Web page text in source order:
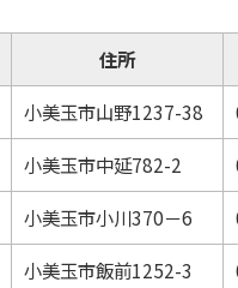
住所
小美玉市山野1237-38
小美玉市中延782-2
小美玉市小川370－6
小美玉市飯前1252-3